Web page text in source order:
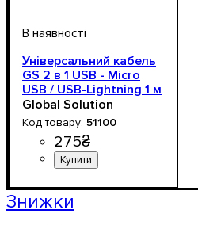
Універсальний кабель
GS 2 в 1 USB - Micro
USB / USB-Lightning 1 м
Black
Global Solution
51100
275₴
Знижки